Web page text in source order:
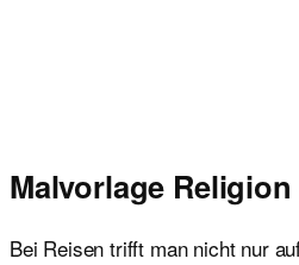
Malvorlage
Bei Reisen trifft man nicht nur